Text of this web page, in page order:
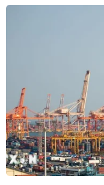
Các đội đua xe
trước dịch bệnh
27/02/2020 22:39